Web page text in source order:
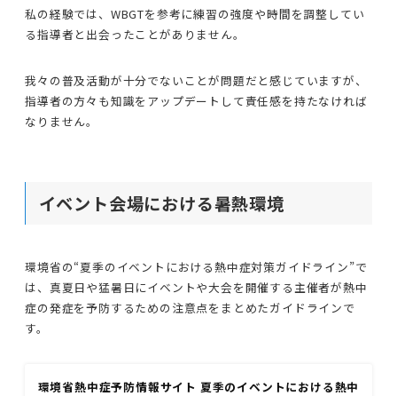
私の経験では、WBGTを参考に練習の強度や時間を調整してい
る指導者と出会ったことがありません。
我々の普及活動が十分でないことが問題だと感じていますが、
指導者の方々も知識をアップデートして責任感を持たなければ
なりません。
イベント会場における暑熱環境
環境省の“夏季のイベントにおける熱中症対策ガイドライン”で
は、真夏日や猛暑日にイベントや大会を開催する主催者が熱中
症の発症を予防するための注意点をまとめたガイドラインで
す。
環境省熱中症予防情報サイト 夏季のイベントにおける熱中